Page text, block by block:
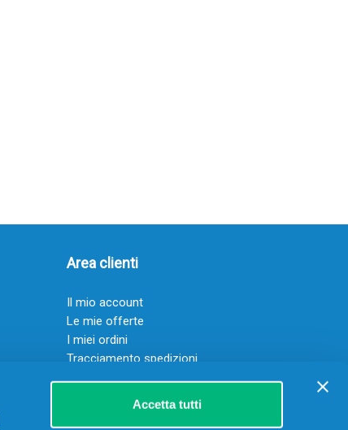
Accetta tutti
Area clienti
Il mio account
Le mie offerte
I miei ordini
Tracciamento spedizioni
Resi
Servizio clienti